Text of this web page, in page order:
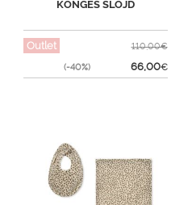
KONGES SLOJD
Outlet
(-40%)
110,00€
66,00€